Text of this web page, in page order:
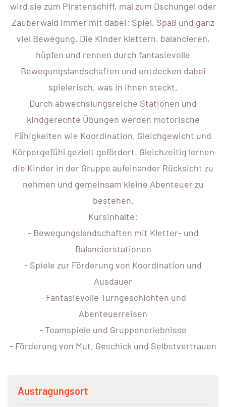
wird sie zum Piratenschiff, mal zum Dschungel oder
Zauberwald immer mit dabei: Spiel, Spaß und ganz
viel Bewegung. Die Kinder klettern, balancieren,
hüpfen und rennen durch fantasievolle
Bewegungslandschaften und entdecken dabei
spielerisch, was in ihnen steckt.
Durch abwechslungsreiche Stationen und
kindgerechte Übungen werden motorische
Fähigkeiten wie Koordination, Gleichgewicht und
Körpergefühl gezielt gefördert. Gleichzeitig lernen
die Kinder in der Gruppe aufeinander Rücksicht zu
nehmen und gemeinsam kleine Abenteuer zu
bestehen.
Kursinhalte:
- Bewegungslandschaften mit Kletter- und
Balancierstationen
- Spiele zur Förderung von Koordination und
Ausdauer
- Fantasievolle Turngeschichten und
Abenteuerreisen
- Teamspiele und Gruppenerlebnisse
- Förderung von Mut, Geschick und Selbstvertrauen
Austragungsort